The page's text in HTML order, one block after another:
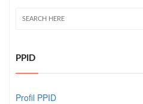
PPID
Profil PPID